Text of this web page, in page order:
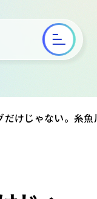
だけじゃない。糸